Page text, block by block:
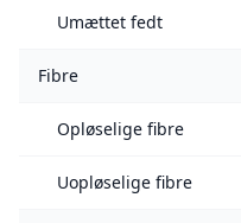
Umættet fedt
Fibre
Opløselige fibre
Uopløselige fibre